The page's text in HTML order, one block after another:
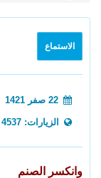
الاستماع
الزيارات: 4537
وانكسر الصنم